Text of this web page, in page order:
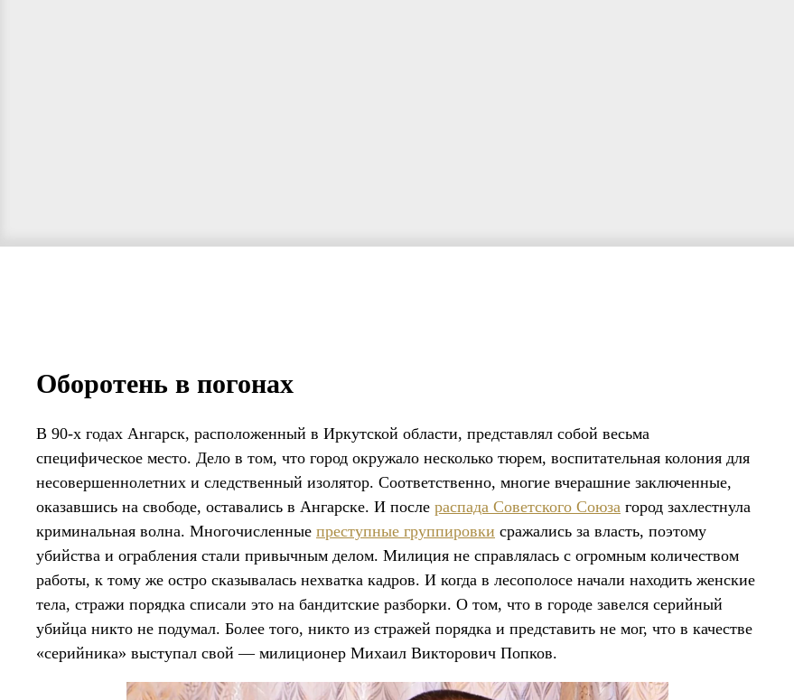
Оборотень в погонах
В 90-х годах Ангарск, расположенный в Иркутской области, представлял собой весьма
специфическое место. Дело в том, что город окружало несколько тюрем, воспитательная колония для
несовершеннолетних и следственный изолятор. Соответственно, многие вчерашние заключенные,
оказавшись на свободе, оставались в Ангарске. И после распада Советского Союза город захлестнула
криминальная волна. Многочисленные преступные группировки сражались за власть, поэтому
убийства и ограбления стали привычным делом. Милиция не справлялась с огромным количеством
работы, к тому же остро сказывалась нехватка кадров. И когда в лесополосе начали находить женские
тела, стражи порядка списали это на бандитские разборки. О том, что в городе завелся серийный
убийца никто не подумал. Более того, никто из стражей порядка и представить не мог, что в качестве
«серийника» выступал свой — милиционер Михаил Викторович Попков.